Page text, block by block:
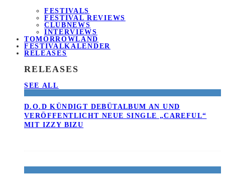
FESTIVALS
FESTIVAL REVIEWS
CLUBNEWS
INTERVIEWS
TOMORROWLAND
FESTIVALKALENDER
RELEASES
RELEASES
SEE ALL
D.O.D KÜNDIGT DEBÜTALBUM AN UND
VERÖFFENTLICHT NEUE SINGLE „CAREFUL“
MIT IZZY BIZU